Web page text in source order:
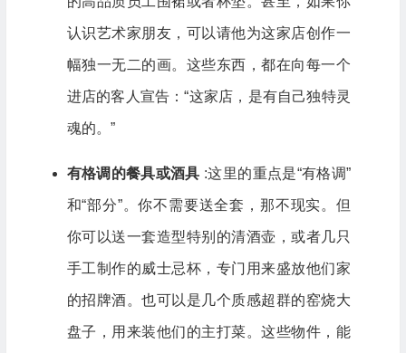
认识艺术家朋友，可以请他为这家店创作一
幅独一无二的画。这些东西，都在向每一个
进店的客人宣告：“这家店，是有自己独特灵
魂的。”
有格调的餐具或酒具 :这里的重点是“有格调”
和“部分”。你不需要送全套，那不现实。但
你可以送一套造型特别的清酒壶，或者几只
手工制作的威士忌杯，专门用来盛放他们家
的招牌酒。也可以是几个质感超群的窑烧大
盘子，用来装他们的主打菜。这些物件，能